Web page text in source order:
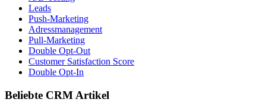
Leads
Push-Marketing
Adressmanagement
Pull-Marketing
Double Opt-Out
Customer Satisfaction Score
Double Opt-In
Beliebte CRM Artikel